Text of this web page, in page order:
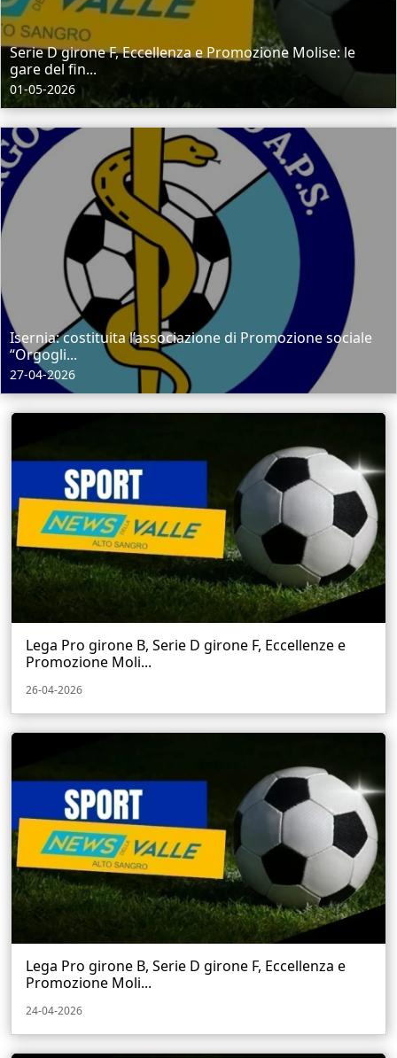
Serie D girone F, Eccellenza e Promozione Molise: le
gare del fin...
01-05-2026
Isernia: costituita l’associazione di Promozione sociale
“Orgogli...
27-04-2026
Lega Pro girone B, Serie D girone F, Eccellenze e
Promozione Moli...
26-04-2026
Lega Pro girone B, Serie D girone F, Eccellenza e
Promozione Moli...
24-04-2026